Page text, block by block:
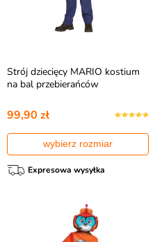
Strój dziecięcy MARIO kostium
na bal przebierańców
99,90 zł
wybierz rozmiar
Expresowa wysyłka